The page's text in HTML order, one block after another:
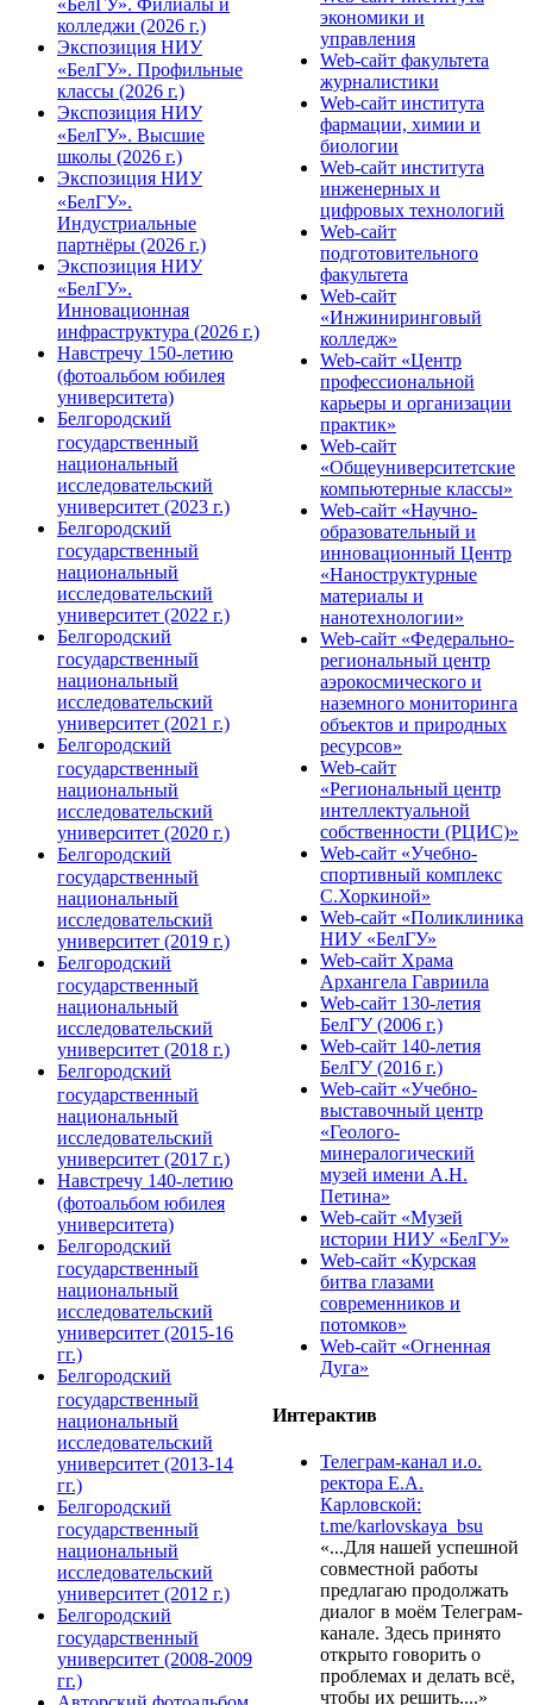
колледжи (2026 г.)
Экспозиция НИУ
«БелГУ». Профильные
классы (2026 г.)
Экспозиция НИУ
«БелГУ». Высшие
школы (2026 г.)
Экспозиция НИУ
«БелГУ».
Индустриальные
партнёры (2026 г.)
Экспозиция НИУ
«БелГУ».
Инновационная
инфраструктура (2026 г.)
Навстречу 150-летию
(фотоальбом юбилея
университета)
Белгородский
государственный
национальный
исследовательский
университет (2023 г.)
Белгородский
государственный
национальный
исследовательский
университет (2022 г.)
Белгородский
государственный
национальный
исследовательский
университет (2021 г.)
Белгородский
государственный
национальный
исследовательский
университет (2020 г.)
Белгородский
государственный
национальный
исследовательский
университет (2019 г.)
Белгородский
государственный
национальный
исследовательский
университет (2018 г.)
Белгородский
государственный
национальный
исследовательский
университет (2017 г.)
Навстречу 140-летию
(фотоальбом юбилея
университета)
Белгородский
государственный
национальный
исследовательский
университет (2015-16
гг.)
Белгородский
государственный
национальный
исследовательский
университет (2013-14
гг.)
Белгородский
государственный
национальный
исследовательский
университет (2012 г.)
Белгородский
государственный
университет (2008-2009
гг.)
экономики и
управления
Web-сайт факультета
журналистики
Web-сайт института
фармации, химии и
биологии
Web-сайт института
инженерных и
цифровых технологий
Web-сайт
подготовительного
факультета
Web-сайт
«Инжиниринговый
колледж»
Web-сайт «Центр
профессиональной
карьеры и организации
практик»
Web-сайт
«Общеуниверситетские
компьютерные классы»
Web-сайт «Научно-
образовательный и
инновационный Центр
«Наноструктурные
материалы и
нанотехнологии»
Web-сайт «Федерально-
региональный центр
аэрокосмического и
наземного мониторинга
объектов и природных
ресурсов»
Web-сайт
«Региональный центр
интеллектуальной
собственности (РЦИС)»
Web-сайт «Учебно-
спортивный комплекс
С.Хоркиной»
Web-сайт «Поликлиника
НИУ «БелГУ»
Web-сайт Храма
Архангела Гавриила
Web-сайт 130-летия
БелГУ (2006 г.)
Web-сайт 140-летия
БелГУ (2016 г.)
Web-сайт «Учебно-
выставочный центр
«Геолого-
минералогический
музей имени А.Н.
Петина»
Web-сайт «Музей
истории НИУ «БелГУ»
Web-сайт «Курская
битва глазами
современников и
потомков»
Web-сайт «Огненная
Дуга»
Интерактив
Телеграм-канал и.о.
ректора Е.А.
Карловской:
t.me/karlovskaya_bsu
«...Для нашей успешной
совместной работы
предлагаю продолжать
диалог в моём Телеграм-
канале. Здесь принято
открыто говорить о
проблемах и делать всё,
чтобы их решить....»